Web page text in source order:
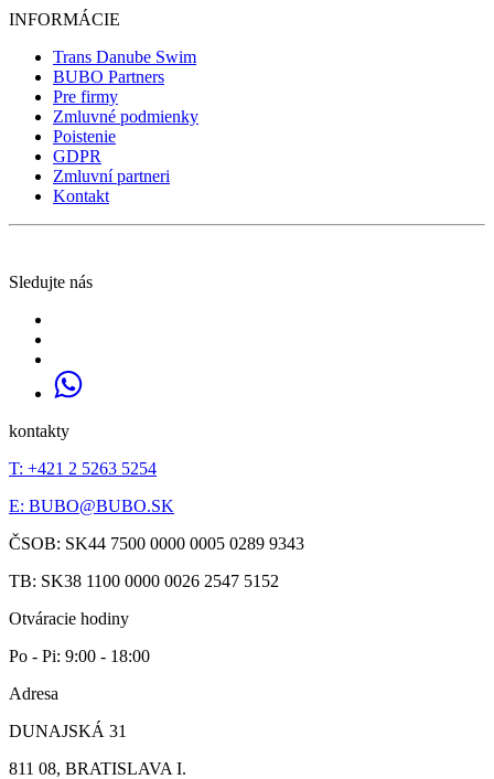
INFORMÁCIE
Trans Danube Swim
BUBO Partners
Pre firmy
Zmluvné podmienky
Poistenie
GDPR
Zmluvní partneri
Kontakt
Sledujte nás
kontakty
T: +421 2 5263 5254
E: BUBO@BUBO.SK
ČSOB: SK44 7500 0000 0005 0289 9343
TB: SK38 1100 0000 0026 2547 5152
Otváracie hodiny
Po - Pi: 9:00 - 18:00
Adresa
DUNAJSKÁ 31
811 08, BRATISLAVA I.